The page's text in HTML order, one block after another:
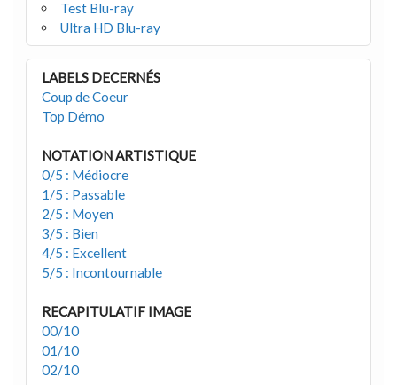
Test Blu-ray
Ultra HD Blu-ray
LABELS DECERNÉS
Coup de Coeur
Top Démo
NOTATION ARTISTIQUE
0/5 : Médiocre
1/5 : Passable
2/5 : Moyen
3/5 : Bien
4/5 : Excellent
5/5 : Incontournable
RECAPITULATIF IMAGE
00/10
01/10
02/10